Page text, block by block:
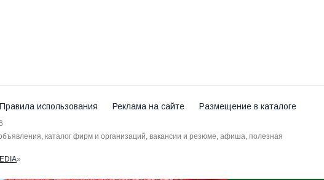
Правила использования Реклама на сайте Размещение в каталоге
каталог фирм и организаций, вакансии и резюме, афиша, полезная
»